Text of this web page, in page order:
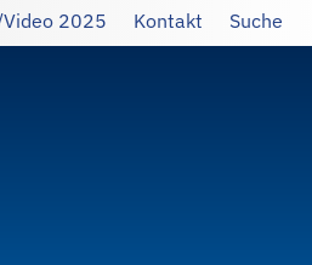
2025 Kontakt Suche